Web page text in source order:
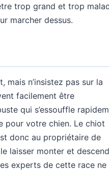
trop grand et trop
marcher dessus.
mais n’insistez pas sur la
facilement être
qui s’essouffle
pour votre chien. Le chiot
donc au propriétaire de
laisser monter et
experts de cette race ne